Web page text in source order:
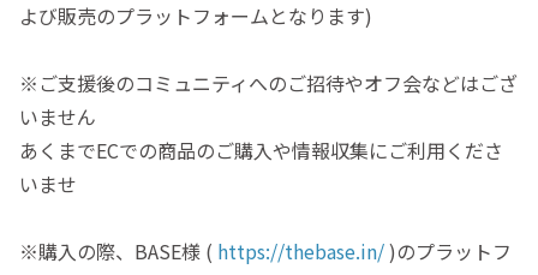
よび販売のプラットフォームとなります)
※ご支援後のコミュニティへのご招待やオフ会などはござ
いません
あくまでECでの商品のご購入や情報収集にご利用くださ
いませ
※購入の際、BASE様 ( https://thebase.in/)のプラットフ